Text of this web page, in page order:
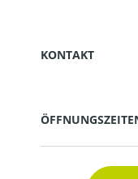
KONTAKT